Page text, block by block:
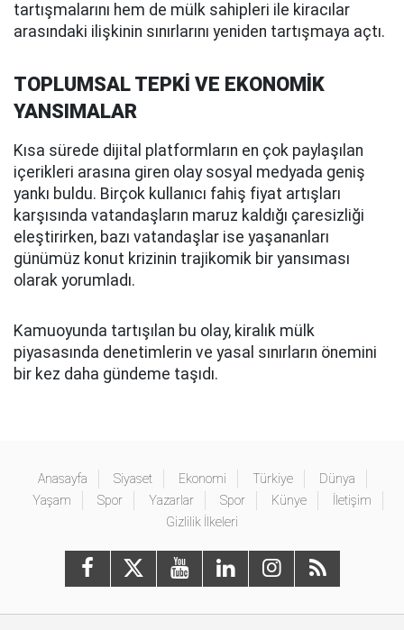
tartışmalarını hem de mülk sahipleri ile kiracılar
arasındaki ilişkinin sınırlarını yeniden tartışmaya açtı.
TOPLUMSAL TEPKİ VE EKONOMİK
YANSIMALAR
Kısa sürede dijital platformların en çok paylaşılan
içerikleri arasına giren olay sosyal medyada geniş
yankı buldu. Birçok kullanıcı fahiş fiyat artışları
karşısında vatandaşların maruz kaldığı çaresizliği
eleştirirken, bazı vatandaşlar ise yaşananları
günümüz konut krizinin trajikomik bir yansıması
olarak yorumladı.
Kamuoyunda tartışılan bu olay, kiralık mülk
piyasasında denetimlerin ve yasal sınırların önemini
bir kez daha gündeme taşıdı.
Anasayfa Siyaset Ekonomi Türkiye
Dünya
Yaşam
Spor Yazarlar Spor Künye
İletişim
Gizlilik İlkeleri